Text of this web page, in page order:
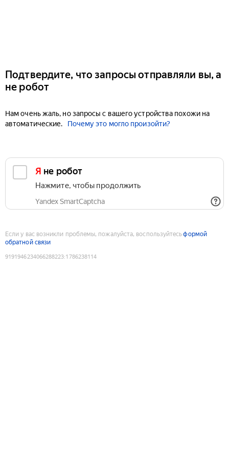
Подтвердите, что запросы отправляли вы, а
не робот
Нам очень жаль, но запросы с вашего устройства похожи на
автоматические.
Почему это могло произойти?
Я не робот
Нажмите, чтобы продолжить
Yandex SmartCaptcha
Если у вас возникли проблемы, пожалуйста, воспользуйтесьформой
обратной связи
9191946234066288223:1786238114